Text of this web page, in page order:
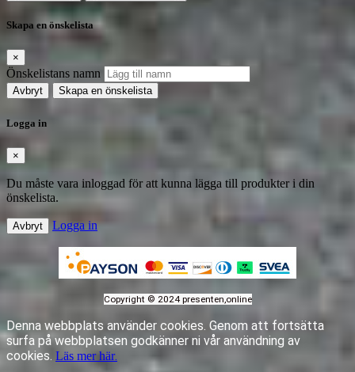
Skapa en önskelista
×
Önskelistans namn
Avbryt Skapa en önskelista
Logga in
×
Du måste vara inloggad för att kunna lägga till produkter i din
önskelista.
Avbryt Logga in
Copyright © 2024 presenten,online
Denna webbplats använder cookies. Genom att fortsätta
surfa på webbplatsen godkänner ni vår användning av
cookies. Läs mer här.